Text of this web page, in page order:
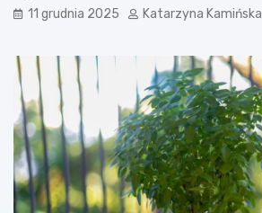
w
ć
11 grudnia 2025 Katarzyna Kamińska